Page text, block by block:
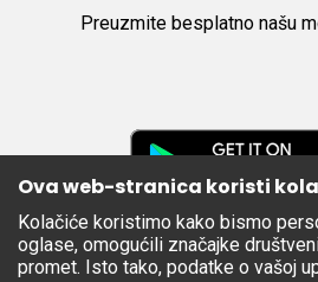
Preuzmite besplatno našu
Apple
Store
Ova web-stranica koristi
Kolačiće koristimo kako bismo
oglase, omogućili značajke
promet. Isto tako, podatke o vašoj